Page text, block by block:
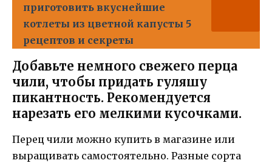
приготовить вкуснейшие
котлеты из цветной капусты 5
рецептов и секреты
Добавьте немного свежего перца
чили, чтобы придать гуляшу
пикантность. Рекомендуется
нарезать его мелкими кусочками.
Перец чили можно купить в магазине или
выращивать самостоятельно. Разные сорта